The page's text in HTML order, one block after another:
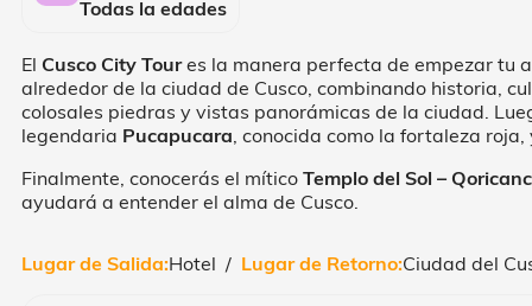
Todas la edades
El Cusco City Toures la manera perfecta de empezar tu
alrededor de la ciudad de Cusco, combinando historia,
colosales piedras y vistas panorámicas de la ciudad.
legendaria Pucapucara, conocida como la fortaleza
Finalmente, conocerás el mítico Templo del Sol –
ayudará a entender el alma de Cusco.
Lugar de Salida:Hotel / Lugar de Retorno:Ciudad del